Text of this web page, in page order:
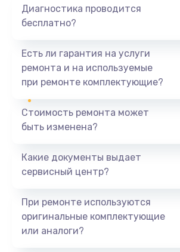
Диагностика проводится
бесплатно?
Есть ли гарантия на услуги
ремонта и на используемые
при ремонте комплектующие?
Стоимость ремонта может
быть изменена?
Какие документы выдает
сервисный центр?
При ремонте используются
оригинальные комплектующие
или аналоги?